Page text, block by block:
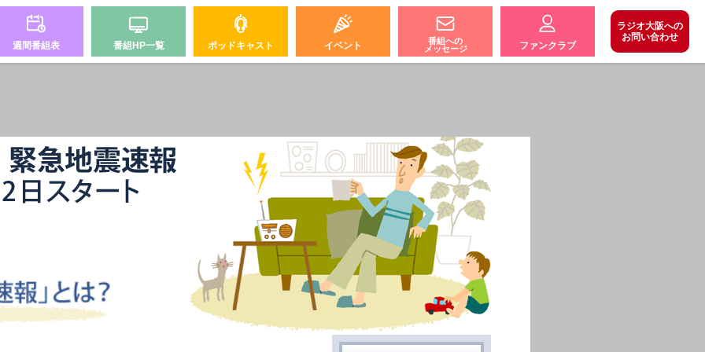
週間番組表 番組HP一覧 ポッドキャスト イベント
番組への
メッセージ
ファンクラブ
ラジオ大阪への
お問い合わせ